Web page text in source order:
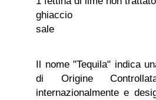
ghiaccio
sale
Il nome "Tequila" indica
di Origine
internazionalmente e